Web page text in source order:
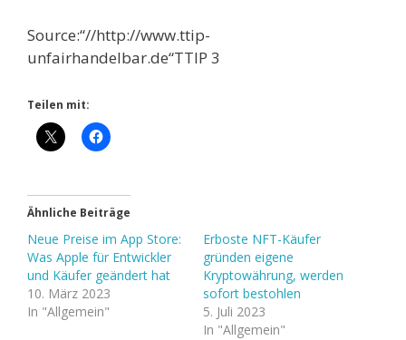
Source:“//http://www.ttip-
unfairhandelbar.de“TTIP 3
Teilen mit:
Ähnliche Beiträge
Neue Preise im App Store:
Was Apple für Entwickler
und Käufer geändert hat
10. März 2023
In "Allgemein"
Erboste NFT-Käufer
gründen eigene
Kryptowährung, werden
sofort bestohlen
5. Juli 2023
In "Allgemein"